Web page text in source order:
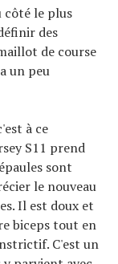
côté le plus
des
de course
un peu
à ce
S11 prend
sont
le nouveau
Il est doux et
biceps tout en
C'est un